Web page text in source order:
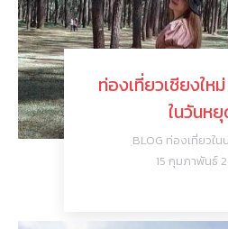
ท่องเที่ยวเชียงให
ในวันห
BLOG ท่องเที่ยวใน
15 กุมภาพันธ์